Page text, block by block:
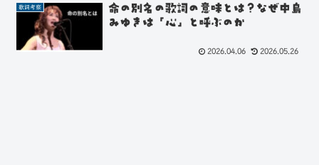
歌詞考察
命の別名の歌詞の意味とは？なぜ中島
みゆきは「心」と呼ぶのか
2026.04.06 2026.05.26